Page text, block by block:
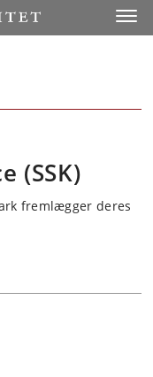
(SSK)
fremlægger deres